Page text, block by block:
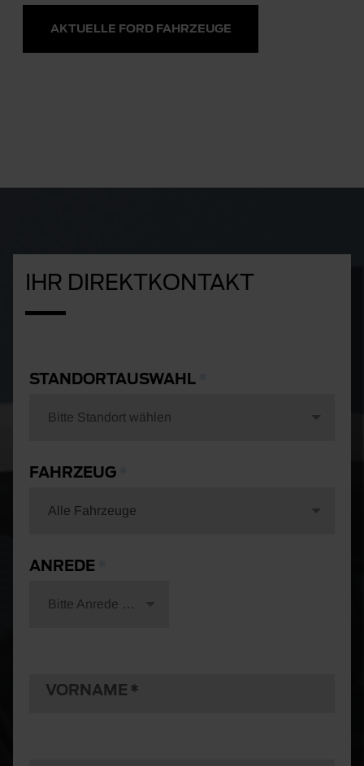
AKTUELLE FORD FAHRZEUGE
IHR DIREKTKONTAKT
STANDORTAUSWAHL
Bitte Standort wählen
FAHRZEUG
Alle Fahrzeuge
ANREDE
Bitte Anrede wählen
VORNAME